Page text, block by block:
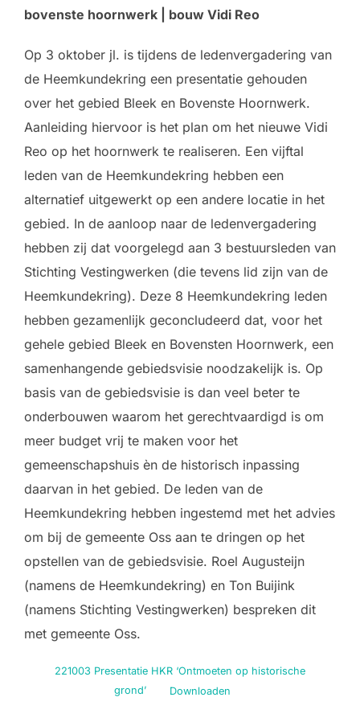
bovenste hoornwerk | bouw Vidi Reo
Op 3 oktober jl. is tijdens de ledenvergadering van
de Heemkundekring een presentatie gehouden
over het gebied Bleek en Bovenste Hoornwerk.
Aanleiding hiervoor is het plan om het nieuwe Vidi
Reo op het hoornwerk te realiseren. Een vijftal
leden van de Heemkundekring hebben een
alternatief uitgewerkt op een andere locatie in het
gebied. In de aanloop naar de ledenvergadering
hebben zij dat voorgelegd aan 3 bestuursleden van
Stichting Vestingwerken (die tevens lid zijn van de
Heemkundekring). Deze 8 Heemkundekring leden
hebben gezamenlijk geconcludeerd dat, voor het
gehele gebied Bleek en Bovensten Hoornwerk, een
samenhangende gebiedsvisie noodzakelijk is. Op
basis van de gebiedsvisie is dan veel beter te
onderbouwen waarom het gerechtvaardigd is om
meer budget vrij te maken voor het
gemeenschapshuis èn de historisch inpassing
daarvan in het gebied. De leden van de
Heemkundekring hebben ingestemd met het advies
om bij de gemeente Oss aan te dringen op het
opstellen van de gebiedsvisie. Roel Augusteijn
(namens de Heemkundekring) en Ton Buijink
(namens Stichting Vestingwerken) bespreken dit
met gemeente Oss.
221003 Presentatie HKR ‘Ontmoeten op historische
grond’
Downloaden